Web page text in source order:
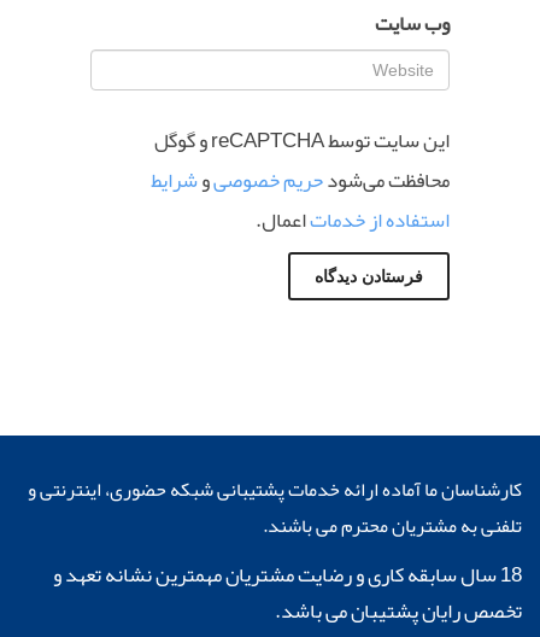
وب‌ سایت
این سایت توسط reCAPTCHA و گوگل
محافظت می‌شودحریم خصوصیوشرایط
استفاده از خدماتاعمال.
کارشناسان ما آماده ارائه خدمات پشتیبانی شبکه حضوری، اینترنتی و
تلفنی به مشتریان محترم می باشند.
18 سال سابقه کاری و رضایت مشتریان مهمترین نشانه تعهد و
تخصص رایان پشتیبان می باشد.